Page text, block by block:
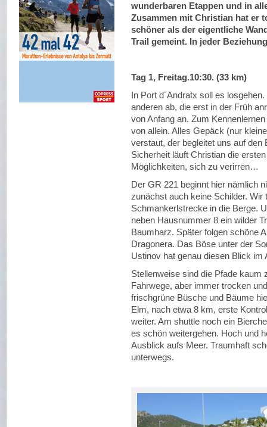
wunderbaren Etappen und in
Zusammen mit Christian hat er
schöner als der eigentliche
Trail gemeint. In jeder
Tag 1, Freitag.10:30. (33 km)
In Port d´Andratx soll es
anderen ab, die erst in der Früh
von Anfang an. Zum
von allein. Alles Gepäck (nur
verstaut, der begleitet uns auf den
Sicherheit läuft Christian die
Möglichkeiten, sich zu verirren…
Der GR 221 beginnt hier nämlich
zunächst auch keine Schilder. Wir
Schmankerlstrecke in die Berge.
neben Hausnummer 8 ein wilder
Baumharz. Später folgen schöne
Dragonera. Das Böse unter der
Ustinov hat genau diesen Blick im
Stellenweise sind die Pfade kaum
Fahrwege, aber immer trocken
frischgrüne Büsche und Bäume
Elm, nach etwa 8 km, erste
weiter. Am shuttle noch ein
es schön weitergehen. Hoch und
Ausblick aufs Meer. Traumhaft
unterwegs.